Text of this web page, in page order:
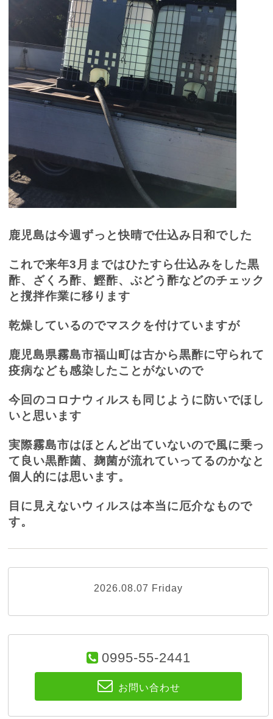
鹿児島は今週ずっと快晴で仕込み日和でした
これで来年3月まではひたすら仕込みをした黒
酢、ざくろ酢、鰹酢、ぶどう酢などのチェック
と撹拌作業に移ります
乾燥しているのでマスクを付けていますが
鹿児島県霧島市福山町は古から黒酢に守られて
疫病なども感染したことがないので
今回のコロナウィルスも同じように防いでほし
いと思います
実際霧島市はほとんど出ていないので風に乗っ
て良い黒酢菌、麹菌が流れていってるのかなと
個人的には思います。
目に見えないウィルスは本当に厄介なもので
す。
2026.08.07 Friday
0995-55-2441
お問い合わせ